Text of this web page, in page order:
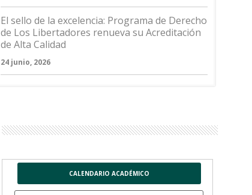
El sello de la excelencia: Programa de Derecho
de Los Libertadores renueva su Acreditación
de Alta Calidad
24 junio, 2026